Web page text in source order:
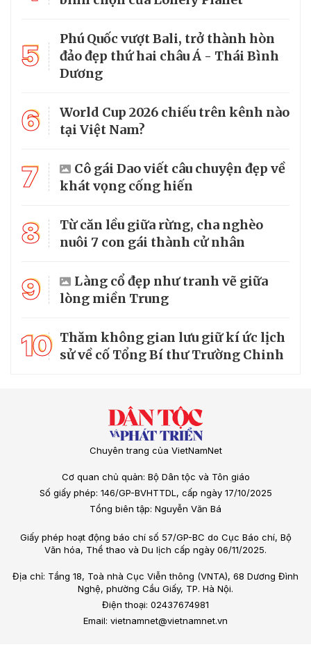
5
Phú Quốc vượt Bali, trở thành hòn
đảo đẹp thứ hai châu Á - Thái Bình
Dương
6
World Cup 2026 chiếu trên kênh nào
tại Việt Nam?
7
Cô gái Dao viết câu chuyện đẹp về
khát vọng cống hiến
8
Từ căn lều giữa rừng, cha nghèo
nuôi 7 con gái thành cử nhân
9
Làng cổ đẹp như tranh vẽ giữa
lòng miền Trung
10 Thăm không gian lưu giữ kí ức lịch
sử về cố Tổng Bí thư Trường Chinh
Chuyên trang của VietNamNet
Cơ quan chủ quản: Bộ Dân tộc và Tôn giáo
Số giấy phép: 146/GP-BVHTTDL, cấp ngày 17/10/2025
Tổng biên tập: Nguyễn Văn Bá
Giấy phép hoạt động báo chí số 57/GP-BC do Cục Báo chí, Bộ
Văn hóa, Thể thao và Du lịch cấp ngày 06/11/2025.
Địa chỉ: Tầng 18, Toà nhà Cục Viễn thông (VNTA), 68 Dương Đình
Nghệ, phường Cầu Giấy, TP. Hà Nội.
Điện thoại: 02437674981
Email: vietnamnet@vietnamnet.vn